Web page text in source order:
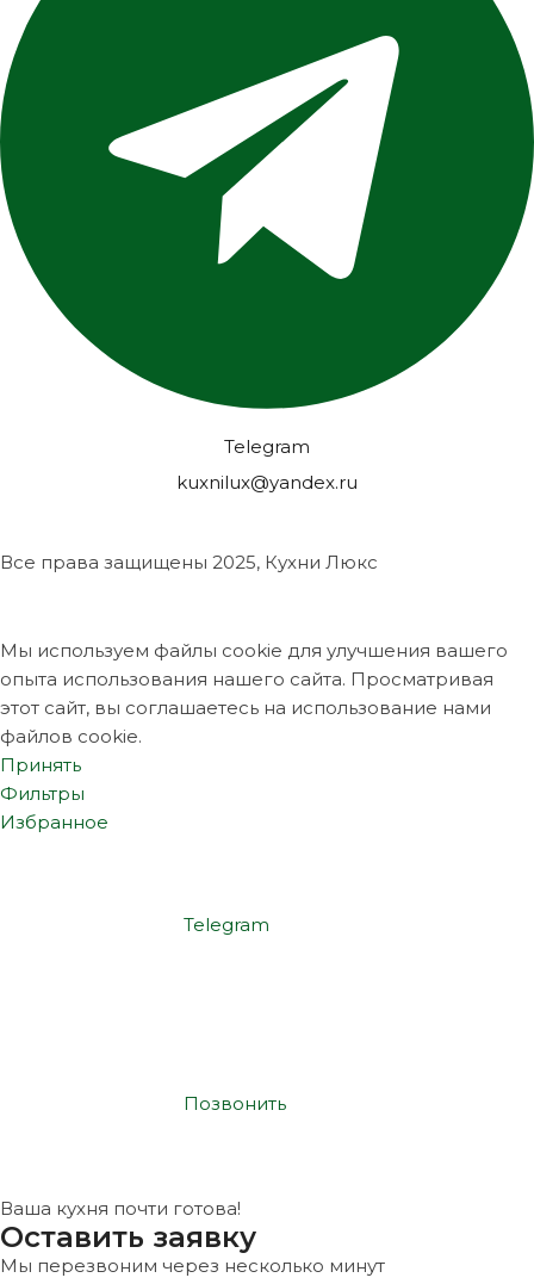
Telegram
kuxnilux@yandex.ru
Все права защищены 2025, Кухни Люкс
Мы используем файлы cookie для улучшения вашего
опыта использования нашего сайта. Просматривая
этот сайт, вы соглашаетесь на использование нами
файлов cookie.
Принять
Фильтры
Избранное
Telegram
Позвонить
Ваша кухня почти готова!
Оставить заявку
Мы перезвоним через несколько минут